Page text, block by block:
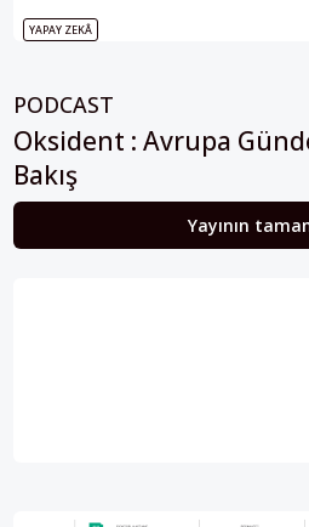
Oksident : Avrupa
Bakış
Yayının